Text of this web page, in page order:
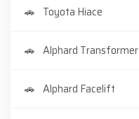
Toyota Hiace
Alphard Transformer
Alphard Facelift